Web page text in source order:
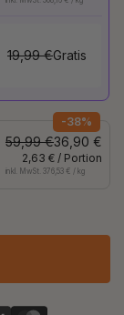
19,99 €Gratis
-38%
2,63 € / Portion
59,99 €36,90 €
inkl. MwSt. 376,53 € / kg